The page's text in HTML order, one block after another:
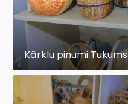
Kārklu pinumi Tukums